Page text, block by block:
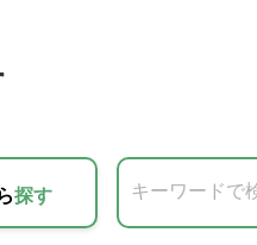
探す キーワードで